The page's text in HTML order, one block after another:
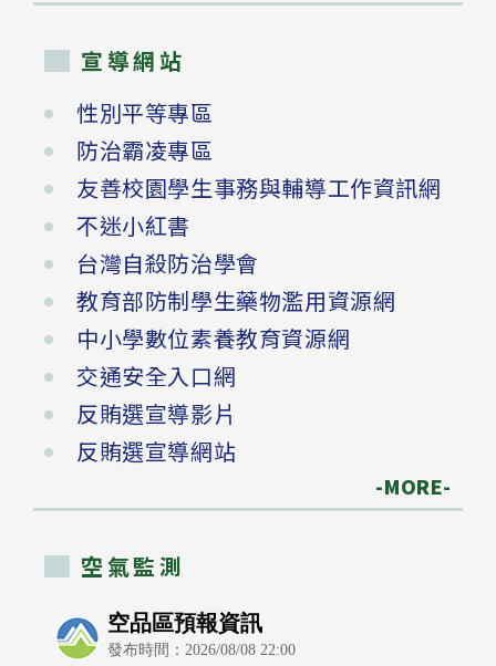
宣導網站
性別平等專區
防治霸凌專區
友善校園學生事務與輔導工作資訊網
不迷小紅書
台灣自殺防治學會
教育部防制學生藥物濫用資源網
中小學數位素養教育資源網
交通安全入口網
反賄選宣導影片
反賄選宣導網站
-MORE-
空氣監測